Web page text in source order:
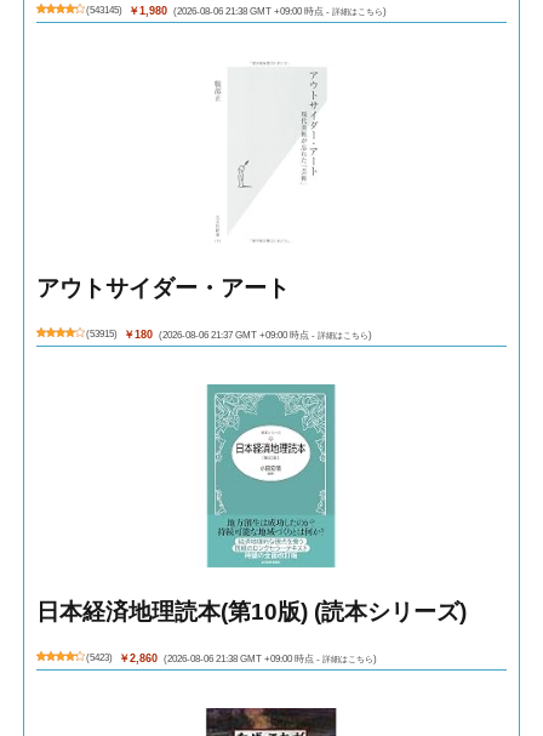
(543145) ￥1,980 (2026-08-06 21:38 GMT +09:00 時点 - 詳細はこちら)
アウトサイダー・アート
(53915) ￥180 (2026-08-06 21:37 GMT +09:00 時点 - 詳細はこちら)
日本経済地理読本(第10版) (読本シリーズ)
(5423) ￥2,860 (2026-08-06 21:38 GMT +09:00 時点 - 詳細はこちら)